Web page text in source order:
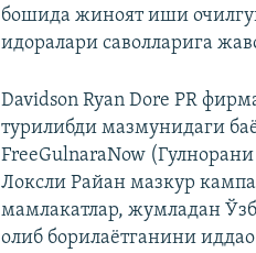
бошида жиноят иши
идоралари саволларига
Davidson Ryan Dore PR
турилибди мазмунидаги
FreeGulnaraNow
Локсли Райан мазкур
мамлакатлар, жумладан
олиб борилаётганини